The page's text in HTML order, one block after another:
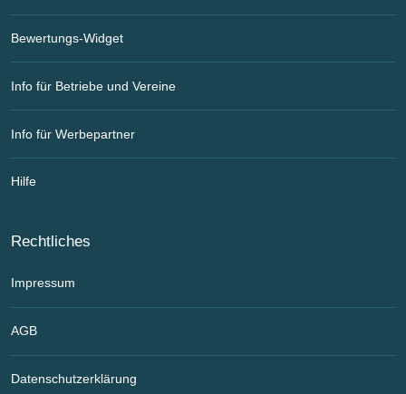
Bewertungs-Widget
Info für Betriebe und Vereine
Info für Werbepartner
Hilfe
Rechtliches
Impressum
AGB
Datenschutzerklärung